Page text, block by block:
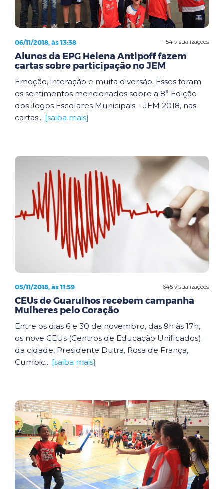
1154 visualizações
06/11/2018, às 13:38
Alunos da EPG Helena Antipoff fazem
cartas sobre participação no JEM
Emoção, interação e muita diversão. Esses foram
os sentimentos mencionados sobre a 8ª Edição
dos Jogos Escolares Municipais – JEM 2018, nas
cartas... [saiba mais]
645 visualizações
05/11/2018, às 11:59
CEUs de Guarulhos recebem campanha
Mulheres pelo Coração
Entre os dias 6 e 30 de novembro, das 9h às 17h,
os nove CEUs (Centros de Educação Unificados)
da cidade, Presidente Dutra, Rosa de França,
Cumbic... [saiba mais]